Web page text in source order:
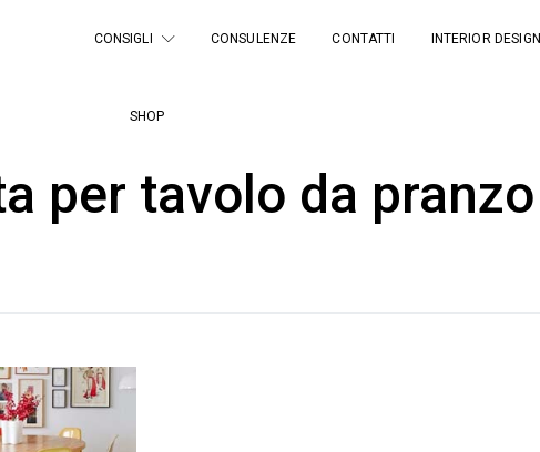
CONSIGLI CONSULENZE CONTATTI INTERIOR DESIGN
SHOP
per tavolo da pranzo